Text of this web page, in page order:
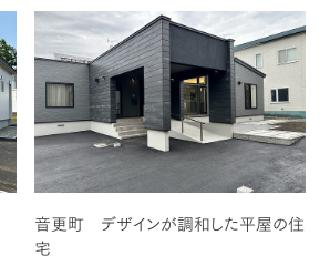
音更町 デザインが調和した平屋の住
宅